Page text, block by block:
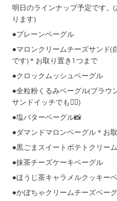
明日のラインナップ予定です。
ります)
●プレーンベーグル
●マロンクリームチーズサンド(
です)＊お取り置き1つまで
●クロックムッシュベーグル
●全粒粉くるみベーグル(ブラウ
サンドイッチでも🙆‍♀️)
●塩バターベーグル📸
●ダマンドマロンベーグル＊お
●黒ごまスイートポテトクリー
●抹茶チーズケーキベーグル
●ほうじ茶キャラメルクッキー
●かぼちゃクリームチーズベー